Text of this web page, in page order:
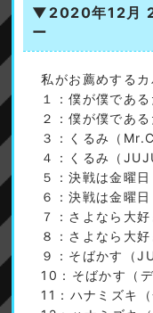
▼2020年12月
ー
私がお薦めする
１：僕が僕であ
２：僕が僕であ
３：くるみ（
４：くるみ（
５：決戦は金曜
６：決戦は金曜日
７：さよなら大
８：さよなら大
９：そばかす（
10：そばかす（
11：ハナミズキ（